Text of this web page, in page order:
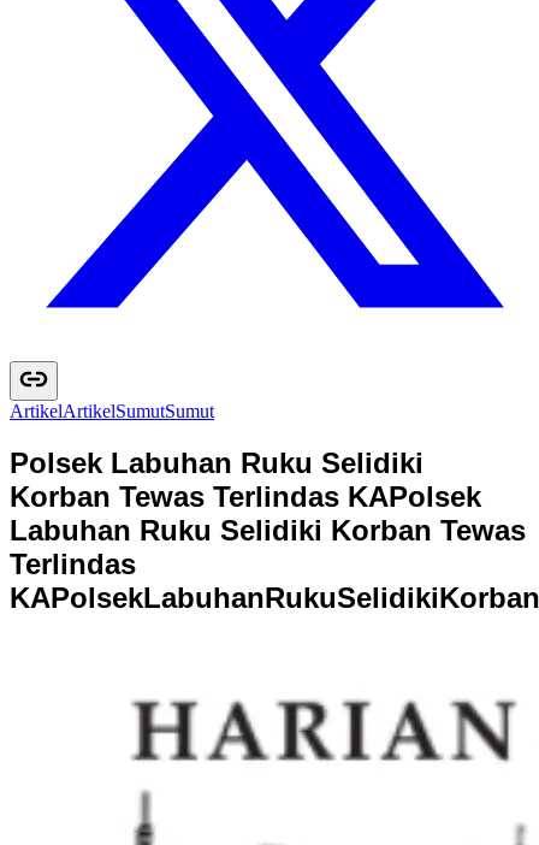
ArtikelArtikelSumutSumut
Polsek Labuhan Ruku Selidiki
Korban Tewas Terlindas KAPolsek
Labuhan Ruku Selidiki Korban Tewas
Terlindas
KAPolsekLabuhanRukuSelidikiKorban